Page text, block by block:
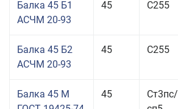
Балка 45 Б1
АСЧМ 20-93
45 С255
Балка 45 Б2
АСЧМ 20-93
45 С255
Балка 45 М
45
Ст3пс/